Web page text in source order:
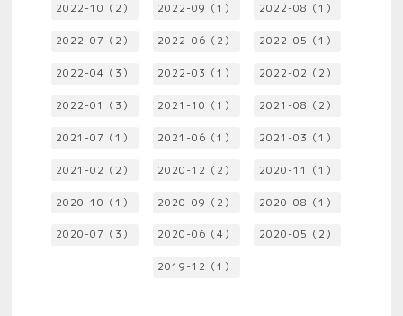
2022-10（2） 2022-09（1） 2022-08（1）
2022-07（2） 2022-06（2） 2022-05（1）
2022-04（3） 2022-03（1） 2022-02（2）
2022-01（3） 2021-10（1） 2021-08（2）
2021-07（1） 2021-06（1） 2021-03（1）
2021-02（2） 2020-12（2） 2020-11（1）
2020-10（1） 2020-09（2） 2020-08（1）
2020-07（3） 2020-06（4） 2020-05（2）
2019-12（1）